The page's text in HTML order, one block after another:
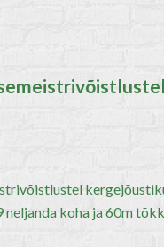
koha ja 60m